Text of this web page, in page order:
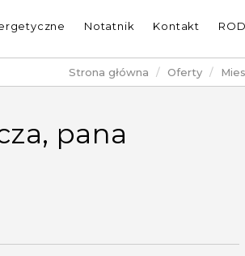
Notatnik Kontakt
Strona główna Oferty